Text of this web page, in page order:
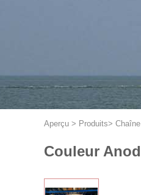
Aperçu > Produits>
Couleur